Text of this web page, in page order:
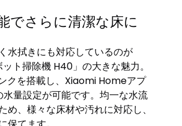
でさらに清潔な床に
水拭きにも対応しているのが
ット掃除機 H40」の大きな魅力。
クを搭載し、Xiaomi Homeアプ
水量設定が可能です。均一な水流
め、様々な床材や汚れに対応し、